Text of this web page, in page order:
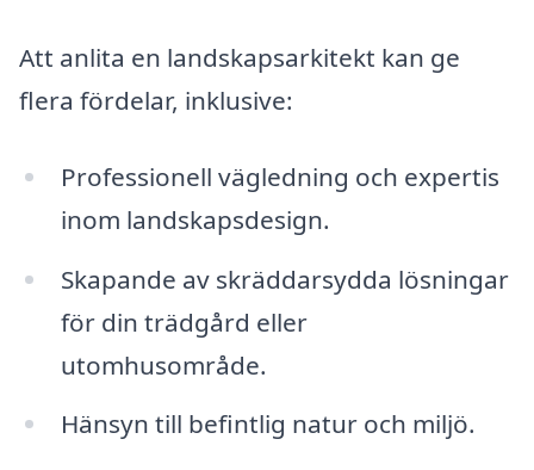
Att anlita en landskapsarkitekt kan ge
flera fördelar, inklusive:
Professionell vägledning och expertis
inom landskapsdesign.
Skapande av skräddarsydda lösningar
för din trädgård eller
utomhusområde.
Hänsyn till befintlig natur och miljö.